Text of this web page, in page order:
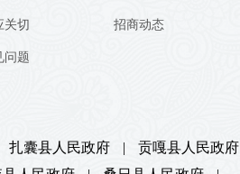
关切
问题
招商动态
扎囊县人民政府 | 贡嘎县人民政府